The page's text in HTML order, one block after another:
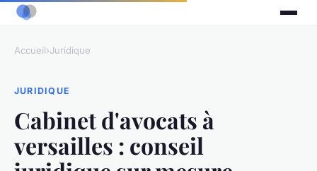
Accueil›Juridique
JURIDIQUE
Cabinet d'avocats à
versailles : conseil